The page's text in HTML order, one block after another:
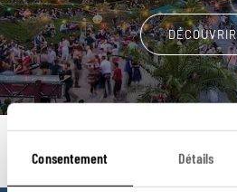
Consentement Détails
DÉCOUVRIR